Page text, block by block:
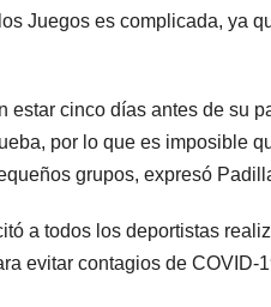
Juegos es complicada, ya
estar cinco días antes de su
por lo que es imposible
grupos, expresó
a todos los deportistas
evitar contagios de COVID-